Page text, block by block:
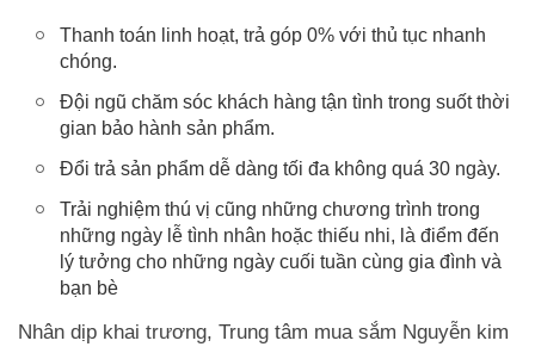
Thanh toán linh hoạt, trả góp 0% với thủ tục nhanh
chóng.
Đội ngũ chăm sóc khách hàng tận tình trong suốt thời
gian bảo hành sản phẩm.
Đổi trả sản phẩm dễ dàng tối đa không quá 30 ngày.
Trải nghiệm thú vị cũng những chương trình trong
những ngày lễ tình nhân hoặc thiếu nhi, là điểm đến
lý tưởng cho những ngày cuối tuần cùng gia đình và
bạn bè
Nhân dịp khai trương, Trung tâm mua sắm Nguyễn kim